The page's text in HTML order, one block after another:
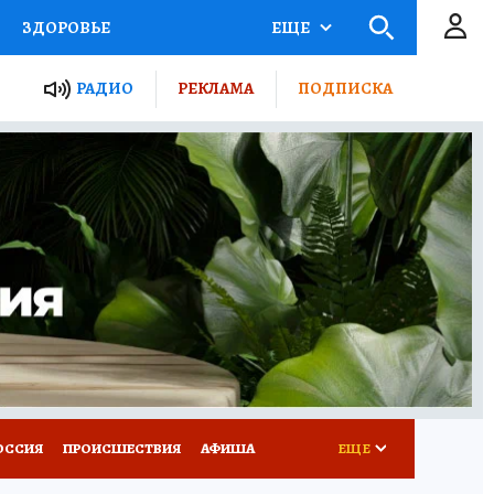
ЗДОРОВЬЕ
РОССИИ
ПУТЕВОДИТЕЛЬ
ТУРИЗМ
ПОТРЕБИТЕЛЯ ВСЕ О КП
ЕЩЕ
РАДИО РЕКЛАМА ПОДПИСКА
ПРОИСШЕСТВИЯ АФИША ЕЩЕ